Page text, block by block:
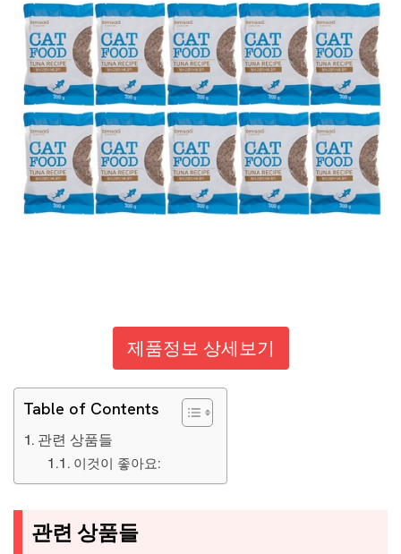
제품정보 상세보기
Table of Contents
관련 상품들
이것이 좋아요:
관련 상품들